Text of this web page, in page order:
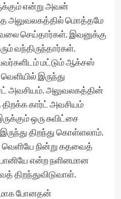
என்று அவன்
அலுவலகத்தில் மொத்தமே
செய்தார்கள். இவனுக்கு
வந்திருந்தார்கள்.
மட்டும் ஆக்சஸ்
இருந்து
அவசியம். அலுவலகத்தின்
கார்ட் அவசியம்
ஒரு சுவிட்சை
திறந்து கொள்ளலாம்.
நின்று கதவைத்
என்ற நளினமான
திறந்துவிடுவாள்.
போனதன்